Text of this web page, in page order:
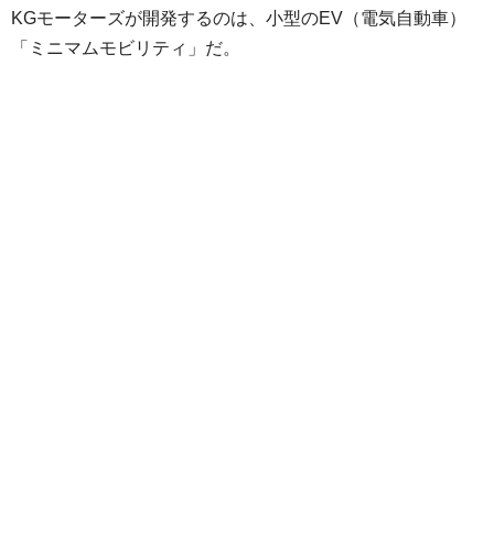
KGモーターズが開発するのは、小型のEV（電気自動車）
「ミニマムモビリティ」だ。